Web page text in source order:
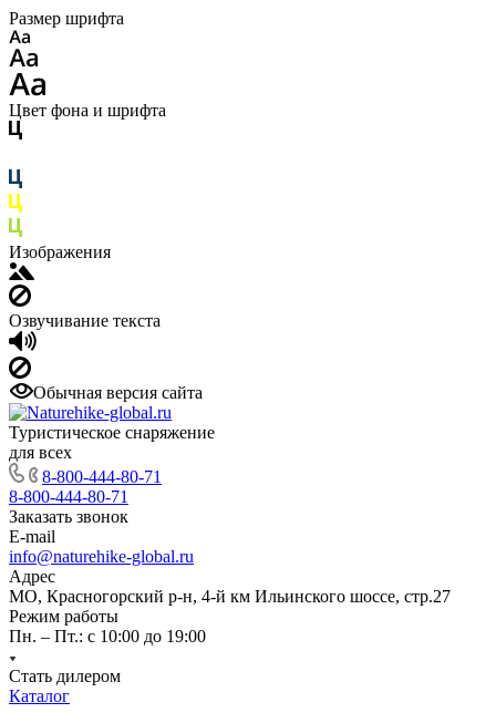
Размер шрифта
Цвет фона и шрифта
Изображения
Озвучивание текста
Обычная версия сайта
Туристическое снаряжение
для всех
8-800-444-80-71
8-800-444-80-71
Заказать звонок
E-mail
info@naturehike-global.ru
Адрес
МО, Красногорский р-н, 4-й км Ильинского шоссе, стр.27
Режим работы
Пн. – Пт.: с 10:00 до 19:00
Стать дилером
Каталог